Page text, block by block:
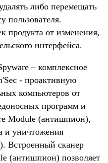
либо перемещать
пользователя.
продукта от изменения,
интерфейса.
– комплексное
- проактивную
компьютеров от
программ и
Module (антишпион),
и уничтожения
Встроенный сканер
(антишпион) позволяет